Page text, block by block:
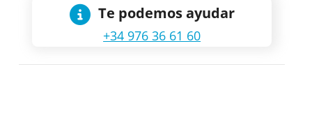
Te podemos ayudar
+34 976 36 61 60